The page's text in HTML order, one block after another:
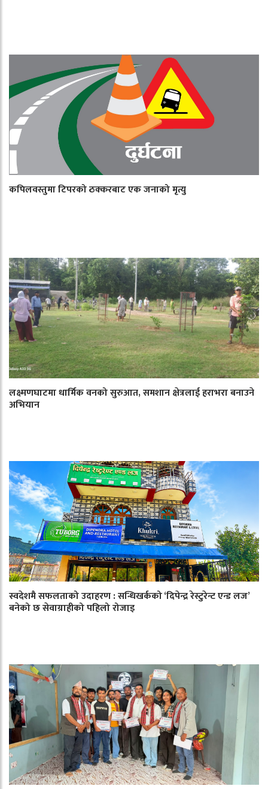
कपिलवस्तुमा टिपरको ठक्करबाट एक जनाको मृत्यु
लक्ष्मणघाटमा धार्मिक वनको सुरुआत, समशान क्षेत्रलाई हराभरा बनाउने
अभियान
स्वदेशमै सफलताको उदाहरण : सन्धिखर्कको ‘दिपेन्द्र रेस्टुरेन्ट एन्ड लज’
बनेको छ सेवाग्राहीको पहिलो रोजाइ